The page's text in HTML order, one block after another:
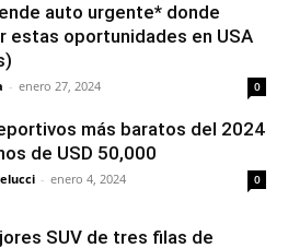
auto urgente* donde
estas oportunidades en USA
- enero 27, 2024 0
más baratos del 2024
de USD 50,000
- enero 4, 2024 0
SUV de tres filas de